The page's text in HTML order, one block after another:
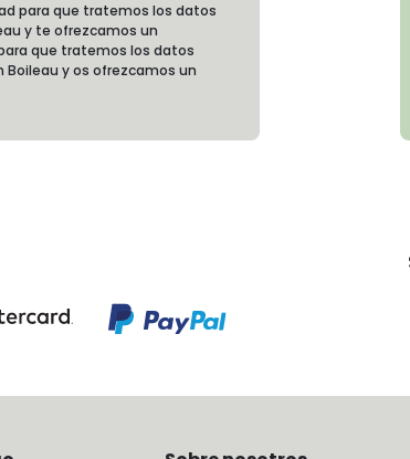
para que tratemos los datos
y te ofrezcamos un
que tratemos los datos
y os ofrezcamos un